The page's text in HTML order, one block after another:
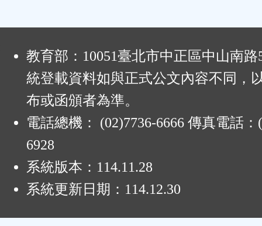
教育部：10051臺北市中正區中山南
統登載資料如與正式公文內容不同，
布或函頒者為準。
電話總機： (02)7736-6666 傳真電話：
6928
系統版本： 114.11.28
系統更新日期： 114.12.30